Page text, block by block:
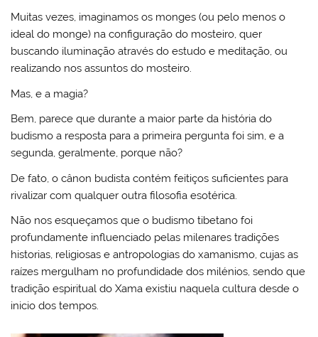
Muitas vezes, imaginamos os monges (ou pelo menos o
ideal do monge) na configuração do mosteiro, quer
buscando iluminação através do estudo e meditação, ou
realizando nos assuntos do mosteiro.
Mas, e a magia?
Bem, parece que durante a maior parte da história do
budismo a resposta para a primeira pergunta foi sim, e a
segunda, geralmente, porque não?
De fato, o cânon budista contém feitiços suficientes para
rivalizar com qualquer outra filosofia esotérica.
Não nos esqueçamos que o budismo tibetano foi
profundamente influenciado pelas milenares tradições
historias, religiosas e antropologias do xamanismo, cujas as
raízes mergulham no profundidade dos milénios, sendo que
tradição espiritual do Xama existiu naquela cultura desde o
inicio dos tempos.